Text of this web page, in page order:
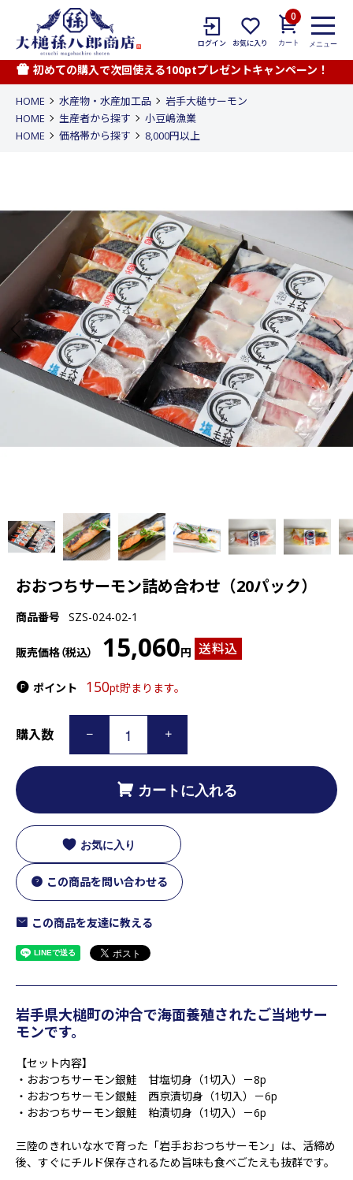
ログイン お気に入り
0
カート メニュー
初めての購入で次回使える100ptプレゼントキャンペーン！
HOME 水産物・水産加工品
岩手大槌サーモン
HOME
生産者から探す
小豆嶋漁業
HOME
価格帯から探す 8,000円以上
おおつちサーモン詰め合わせ（20パック）
商品番号 SZS-024-02-1
販売価格（税込） 15,060円 送料込
ポイント 150pt貯まります。
購入数
カートに入れる
お気に入り
この商品を問い合わせる
この商品を友達に教える
岩手県大槌町の沖合で海面養殖されたご当地サー
モンです。
【セット内容】
・おおつちサーモン銀鮭 甘塩切身（1切入）－8p
・おおつちサーモン銀鮭 西京漬切身（1切入）－6p
・おおつちサーモン銀鮭 粕漬切身（1切入）－6p
三陸のきれいな水で育った「岩手おおつちサーモン」は、活締め
後、すぐにチルド保存されるため旨味も食べごたえも抜群です。